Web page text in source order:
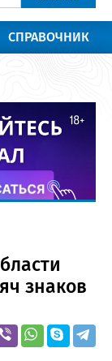
СПРАВОЧНИК
знаков